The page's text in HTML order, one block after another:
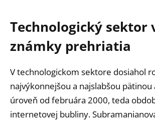
Technologický sektor
známky prehriatia
V technologickom sektore dosiahol
najvýkonnejšou a najslabšou pätinou
úroveň od februára 2000, teda
internetovej bubliny.